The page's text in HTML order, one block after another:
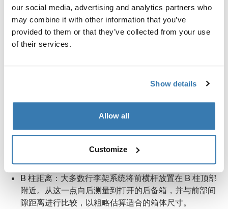
our social media, advertising and analytics partners who
may combine it with other information that you’ve
provided to them or that they’ve collected from your use
of their services.
Show details
Allow all
Customize
查看产品手册以了解所需的最小后备箱间距。如果您测
量的距离超过了车顶箱规定的数值，则说明它适合您的
车辆。对于 Thule（拓乐）产品，该数值称为“R-
min”。
2. 横杆间距：
测量您的车顶架横杆之间的距离，这就是横杆间距。如
将可以完全正常地使用后备箱。
如果您的汽车尚未配备车顶架，还有一种替代方法可以使
用 B 柱（前门和后门之间的垂直柱）来估算您的后备箱间
隙：
B 柱距离：大多数行李架系统将前横杆放置在 B 柱顶部
附近。从这一点向后测量到打开的后备箱，并与前部间
隙距离进行比较，以粗略估算适合的箱体尺寸。